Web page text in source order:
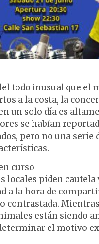
todo inusual que el
a la costa, la
un solo día es
se habían
pero no una serie
curso
locales piden cautela
a la hora de
contrastada.
están siendo
el motivo